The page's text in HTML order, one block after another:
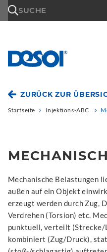
SUCHE
ZURÜCK ZUR
Startseite Injektions-ABC
Mechanische Belastungen
außen auf ein Objekt
erzeugt werden durch Zug,
Verdrehen (Torsion) etc.
punktuell, verteilt (Strecke/
kombiniert (Zug/Druck),